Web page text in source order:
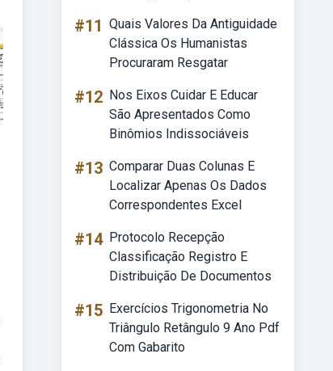
#11 Quais Valores Da Antiguidade
Clássica Os Humanistas
Procuraram Resgatar
#12 Nos Eixos Cuidar E Educar
São Apresentados Como
Binômios Indissociáveis
#13 Comparar Duas Colunas E
Localizar Apenas Os Dados
Correspondentes Excel
#14 Protocolo Recepção
Classificação Registro E
Distribuição De Documentos
#15 Exercícios Trigonometria No
Triângulo Retângulo 9 Ano Pdf
Com Gabarito